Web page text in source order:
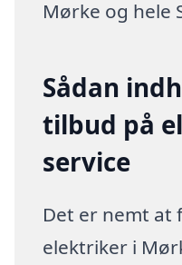
Mørke og hele
Sådan
tilbud på
service
Det er nemt at
elektriker i